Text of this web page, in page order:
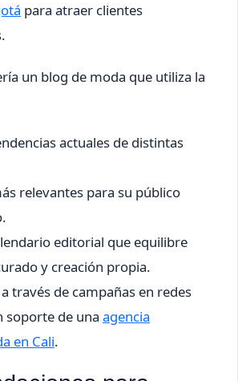
para atraer clientes
un blog de moda que utiliza la
actuales de distintas
relevantes para su público
editorial que equilibre
y creación propia.
través de campañas en redes
soporte de una agencia
en Cali.